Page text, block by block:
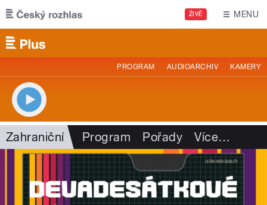
Přejít k hlavnímu obsahu
ŽIVĚ MENU
PROGRAM AUDIOARCHIV KAMERY
Zahraniční Program Pořady Více…